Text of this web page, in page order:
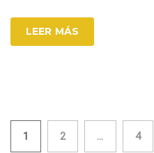
LEER MÁS
Paginación
1 2 … 4